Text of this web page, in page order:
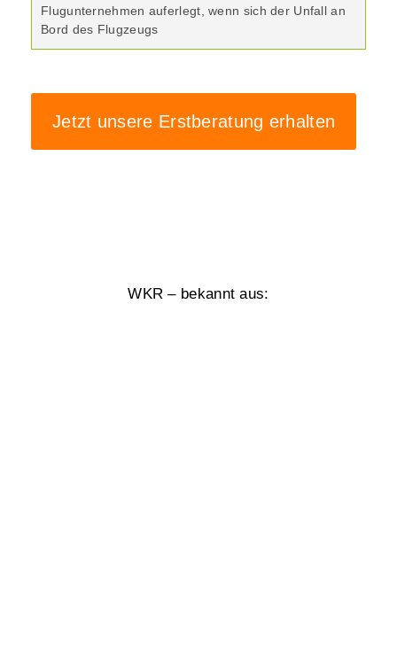
Flugunternehmen auferlegt, wenn sich der Unfall an
Bord des Flugzeugs
Jetzt unsere Erstberatung erhalten
WKR – bekannt aus: